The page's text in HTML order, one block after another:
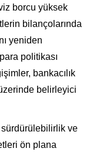
borcu yüksek
bilançolarında
yeniden
politikası
bankacılık
belirleyici
ve
ön plana